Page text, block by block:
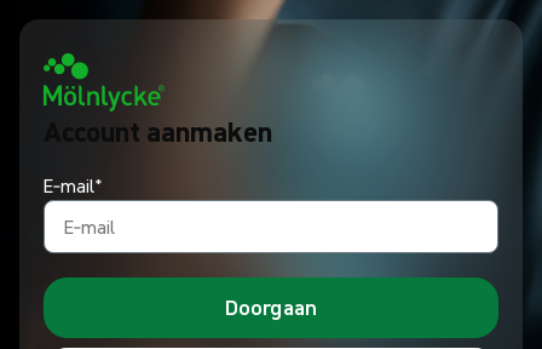
Account aanmaken
E‑mail*
Doorgaan